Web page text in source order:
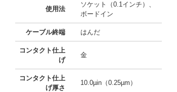
使用法
ソケット（0.1インチ）、
ボードイン
ケーブル終端 はんだ
コンタクト仕上
げ
金
コンタクト仕上
げ厚さ
10.0µin（0.25µm）